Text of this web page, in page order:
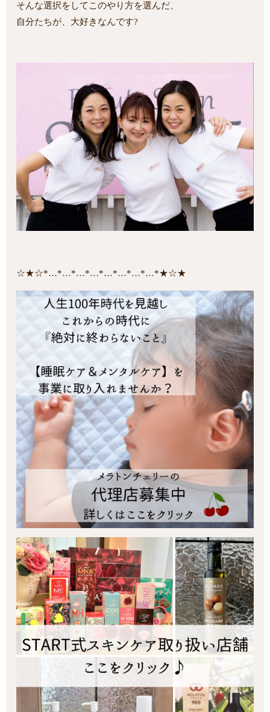
そんな選択をしてこのやり方を選んだ、
自分たちが、大好きなんです?
☆★☆*…*…*…*…*…*…*…*…*★☆★